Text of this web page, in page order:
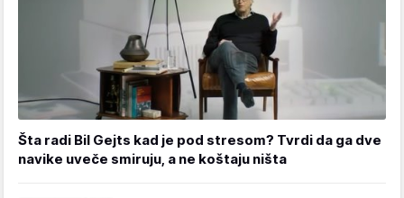
Šta radi Bil Gejts kad je pod stresom? Tvrdi da ga dve
navike uveče smiruju, a ne koštaju ništa